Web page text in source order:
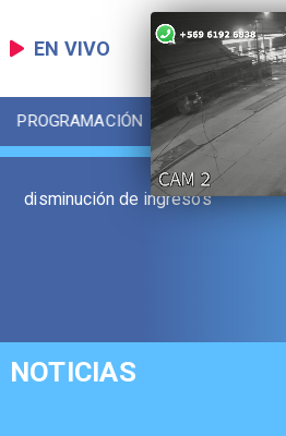
EN VIVO
PROGRAMACIÓN LOCAL
disminución de ingresos
NOTICIAS